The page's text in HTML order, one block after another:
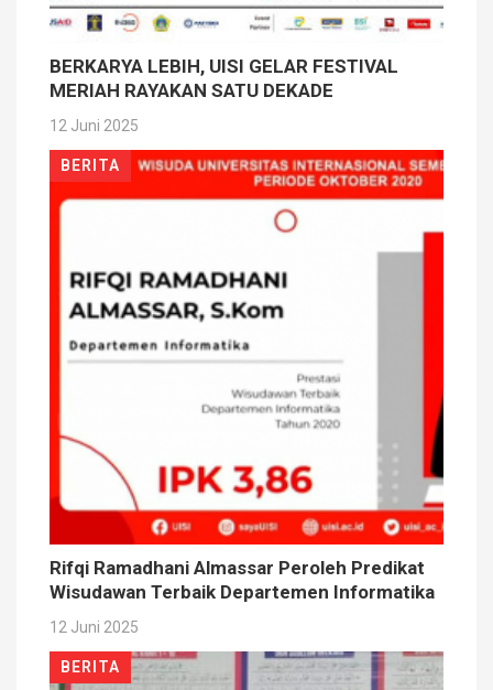
BERKARYA LEBIH, UISI GELAR FESTIVAL
MERIAH RAYAKAN SATU DEKADE
12 Juni 2025
BERITA
Rifqi Ramadhani Almassar Peroleh Predikat
Wisudawan Terbaik Departemen Informatika
12 Juni 2025
BERITA